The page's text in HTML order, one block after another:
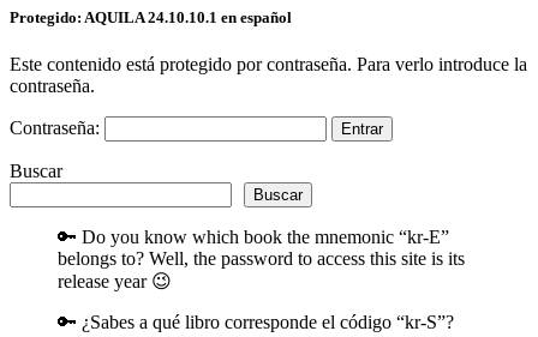
Protegido: AQUILA 24.10.10.1 en español
Este contenido está protegido por contraseña. Para verlo introduce la
contraseña.
Contraseña:
Buscar
Buscar
🔑 Do you know which book the mnemonic “kr-E”
belongs to? Well, the password to access this site is its
release year 😉
🔑 ¿Sabes a qué libro corresponde el código “kr-S”?